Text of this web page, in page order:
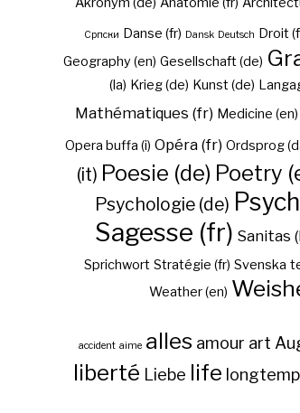
Cрпски Danse (fr) Dansk Deutsch Droit
Geography (en) Gesellschaft (de)
(la) Krieg (de) Kunst (de)
Mathématiques (fr) Medicine (en)
Opera buffa (i) Opéra (fr) Ordsprog
(it) Poesie (de) Poetry
Psychologie (de)
Sagesse (fr) Sanitas
Sprichwort Stratégie (fr) Svenska
Weather (en)
accident aime alles amour art
liberté Liebe life